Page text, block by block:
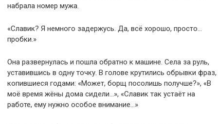
набрала номер мужа.
«Славик? Я немного задержусь. Да, всё хорошо, просто…
пробки.»
Она развернулась и пошла обратно к машине. Села за руль,
уставившись в одну точку. В голове крутились обрывки фраз,
копившиеся годами: «Может, борщ посолишь получше?», «В
моё время жёны дома сидели…», «Славик так устаёт на
работе, ему нужно особое внимание…»